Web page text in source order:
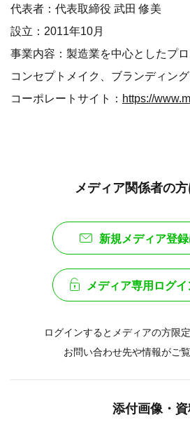
代表者：代表取締役 武田 修美
設立：2011年10月
事業内容：製造業を中心としたプロ
コンセプトメイク、ブランディング
コーポレートサイト： https://
メディア関係者の
新規メディア登
メディア専用ログイ
ログインするとメディアの方限
お問い合わせ先や情報がご
添付画像・